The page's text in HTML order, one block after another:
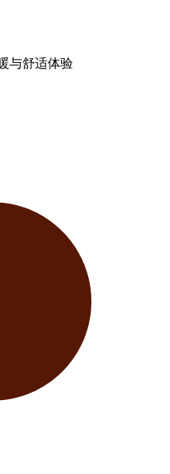
与舒适体验